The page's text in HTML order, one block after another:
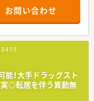
街地に集中的に出店して
調剤に特化してお仕事いた
の異動で多くの科目を勉
ォロー体制が整っており
る社員には責任あるポジシ
お問い合わせ
能！大手ドラッグスト
実◎転居を伴う異動無